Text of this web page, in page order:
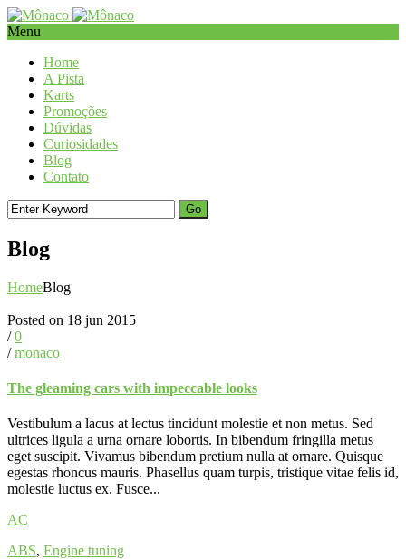
Menu
Home
A Pista
Karts
Promoções
Dúvidas
Curiosidades
Blog
Contato
Blog
HomeBlog
Posted on 18 jun 2015
/0
/monaco
The gleaming cars with impeccable looks
Vestibulum a lacus at lectus tincidunt molestie et non metus. Sed
ultrices ligula a urna ornare lobortis. In bibendum fringilla metus
eget suscipit. Vivamus bibendum pretium nulla at ornare. Quisque
egestas rhoncus mauris. Phasellus quam turpis, tristique vitae felis id,
molestie luctus ex. Fusce...
AC
ABS, Engine tuning